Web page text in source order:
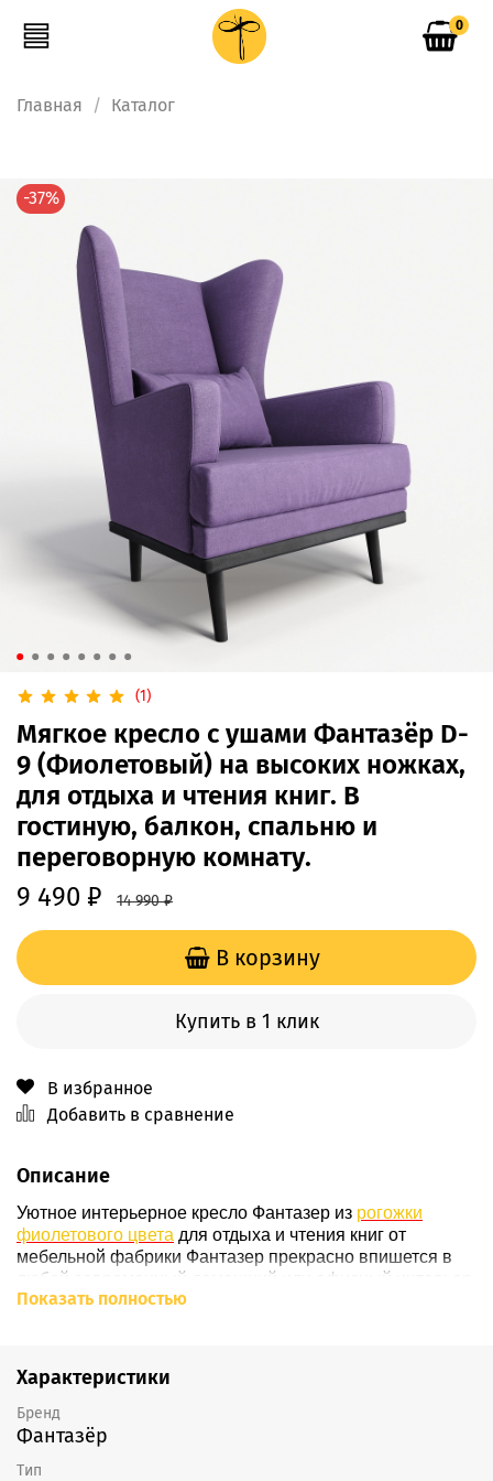
0
Главная Каталог
-37%
(1)
Мягкое кресло с ушами Фантазёр D-
9 (Фиолетовый) на высоких ножках,
для отдыха и чтения книг. В
гостиную, балкон, спальню и
переговорную комнату.
9 490 ₽
14 990 ₽
В корзину
Купить в 1 клик
В избранное
Добавить в сравнение
Описание
Уютное интерьерное кресло Фантазер из рогожки
фиолетового цвета для отдыха и чтения книг от
мебельной фабрики Фантазер прекрасно впишется в
любой современный домашний или офисный интерьер,
благодаря большому количеству
в
кожзамом(возможно изменение материала
основанию крепится
состоящий из высокой
циклом производства кресла Фантазер Вы можете
Показать полностью
Характеристики
Бренд
Фантазёр
Тип